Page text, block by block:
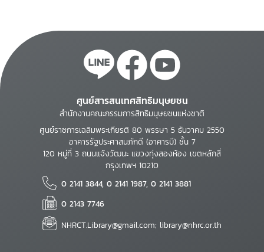
ศูนย์สารสนเทศสิทธิมนุษยชน
สำนักงานคณะกรรมการสิทธิมนุษยชนแห่งชาติ
ศูนย์ราชการเฉลิมพระเกียรติ 80 พรรษา 5 ธันวาคม 2550
อาคารรัฐประศาสนภักดี (อาคารบี) ชั้น 7
120 หมู่ที่ 3 ถนนแจ้งวัฒนะ แขวงทุ่งสองห้อง เขตหลักสี่
กรุงเทพฯ 10210
0 2141 3844, 0 2141 1987, 0 2141 3881
0 2143 7746
NHRCT.Library@gmail.com; library@nhrc.or.th